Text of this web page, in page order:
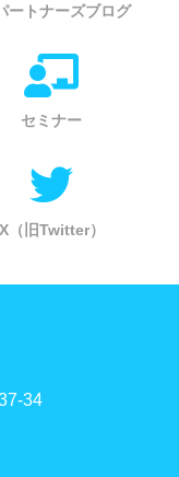
ートナーズブログ
セミナー
X（旧Twitter）
34